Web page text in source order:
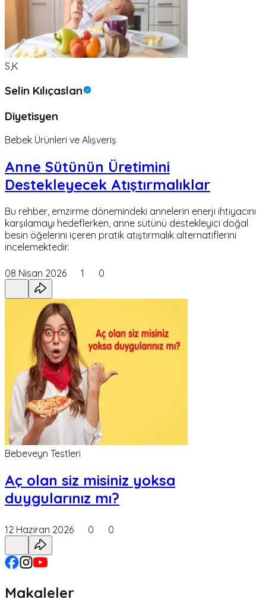
S,K
Selin Kılıçaslan
Diyetisyen
Bebek Ürünleri ve Alışveriş
Anne Sütünün Üretimini
Destekleyecek Atıştırmalıklar
Bu rehber, emzirme dönemindeki annelerin enerji ihtiyacını
karşılamayı hedeflerken, anne sütünü destekleyici doğal
besin öğelerini içeren pratik atıştırmalık alternatiflerini
incelemektedir.
08 Nisan 2026 1 0
Bebeveyn Testleri
Aç olan siz misiniz yoksa
duygularınız mı?
12 Haziran 2026 0 0
Makaleler